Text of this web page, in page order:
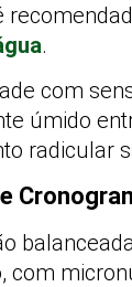
.
com
úmido
radicular
com